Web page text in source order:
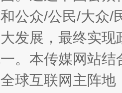
公众/公民/大众
发展，最终实
。本传媒网站
球互联网主阵